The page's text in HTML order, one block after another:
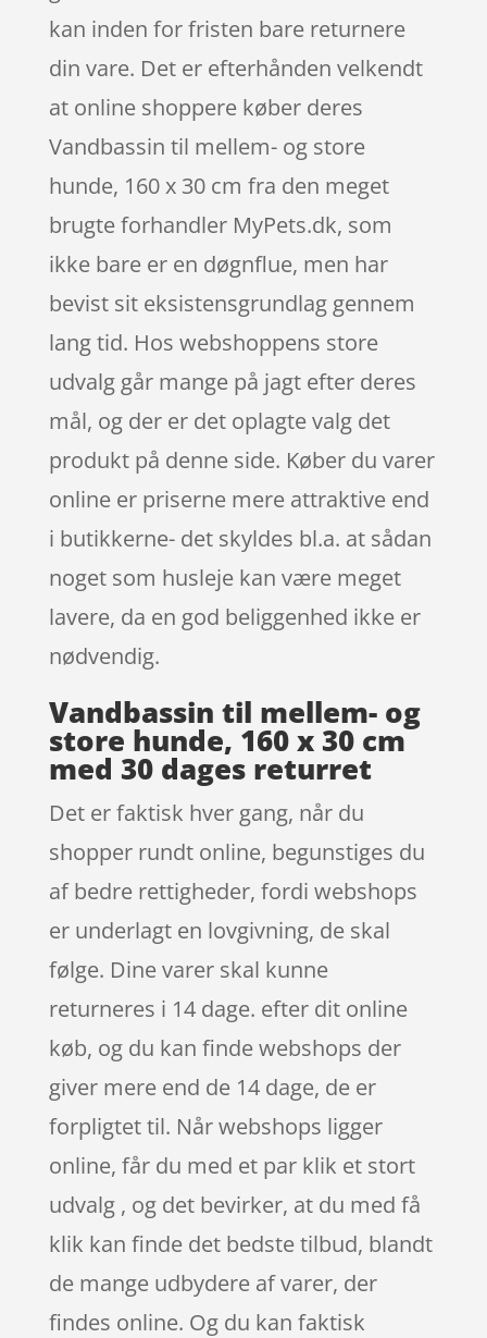
kan inden for fristen bare returnere
din vare. Det er efterhånden velkendt
at online shoppere køber deres
Vandbassin til mellem- og store
hunde, 160 x 30 cm fra den meget
brugte forhandler MyPets.dk, som
ikke bare er en døgnflue, men har
bevist sit eksistensgrundlag gennem
lang tid. Hos webshoppens store
udvalg går mange på jagt efter deres
mål, og der er det oplagte valg det
produkt på denne side. Køber du varer
online er priserne mere attraktive end
i butikkerne- det skyldes bl.a. at sådan
noget som husleje kan være meget
lavere, da en god beliggenhed ikke er
nødvendig.
Vandbassin til mellem- og
store hunde, 160 x 30 cm
med 30 dages returret
Det er faktisk hver gang, når du
shopper rundt online, begunstiges du
af bedre rettigheder, fordi webshops
er underlagt en lovgivning, de skal
følge. Dine varer skal kunne
returneres i 14 dage. efter dit online
køb, og du kan finde webshops der
giver mere end de 14 dage, de er
forpligtet til. Når webshops ligger
online, får du med et par klik et stort
udvalg , og det bevirker, at du med få
klik kan finde det bedste tilbud, blandt
de mange udbydere af varer, der
findes online. Og du kan faktisk